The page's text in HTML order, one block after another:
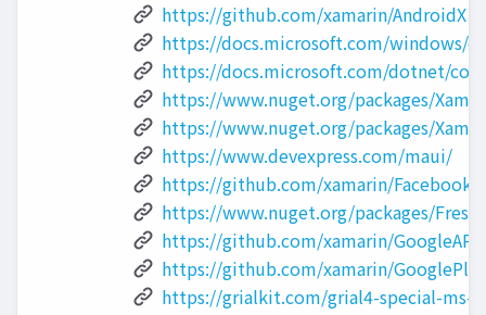
https://github.com/xamarin/AndroidX
https://docs.microsoft.com/
https://docs.microsoft.com/dotnet/
https://www.nuget.org/packages/
https://www.nuget.org/packages/
https://www.devexpress.com/maui/
https://github.com/xamarin/
https://www.nuget.org/packages/
https://github.com/xamarin/
https://github.com/xamarin/
https://grialkit.com/grial4-special-ms-